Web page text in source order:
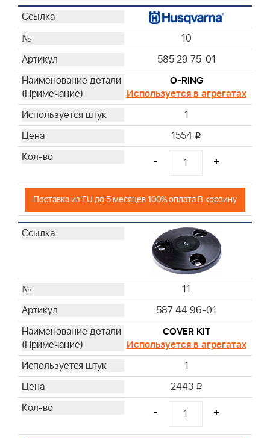
10
585 29 75-01
O-RING
Используется в агрегатах
1
1554 i
- +
Поставка из EU до 5 месяцев 100% оплата В корзину
11
587 44 96-01
COVER KIT
Используется в агрегатах
1
2443 i
- +